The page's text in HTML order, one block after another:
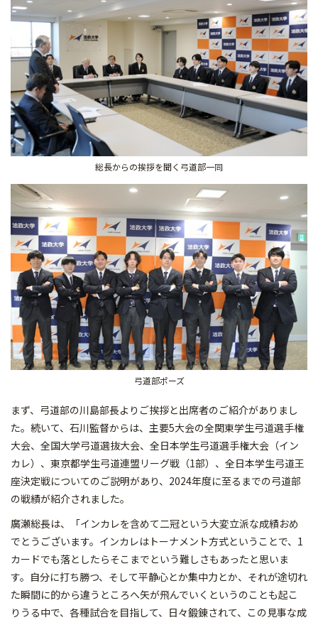
総長からの挨拶を聞く弓道部一同
弓道部ポーズ
まず、弓道部の川島部長よりご挨拶と出席者のご紹介がありまし
た。続いて、石川監督からは、主要5大会の全関東学生弓道選手権
大会、全国大学弓道選抜大会、全日本学生弓道選手権大会（イン
カレ）、東京都学生弓道連盟リーグ戦（1部）、全日本学生弓道王
座決定戦についてのご説明があり、2024年度に至るまでの弓道部
の戦績が紹介されました。
廣瀬総長は、「インカレを含めて二冠という大変立派な成績おめ
でとうございます。インカレはトーナメント方式ということで、1
カードでも落としたらそこまでという難しさもあったと思いま
す。自分に打ち勝つ、そして平静心とか集中力とか、それが途切れ
た瞬間に的から違うところへ矢が飛んでいくというのことも起こ
りうる中で、各種試合を目指して、日々鍛錬されて、この見事な成